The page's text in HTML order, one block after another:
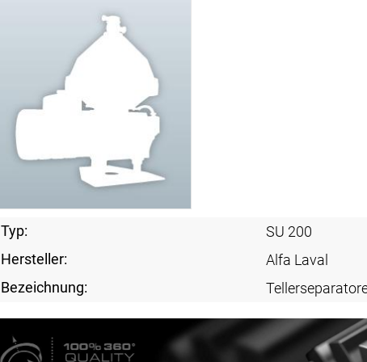
Typ:
SU 200
Hersteller:
Alfa Laval
Bezeichnung: